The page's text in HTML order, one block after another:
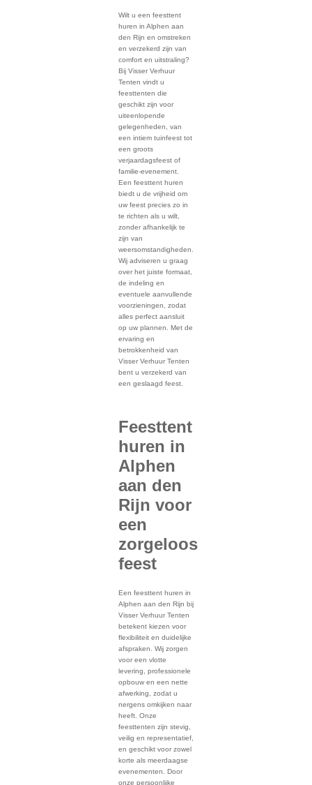
Wilt u een feesttent
huren in Alphen aan
den Rijn en omstreken
en verzekerd zijn van
comfort en uitstraling?
Bij Visser Verhuur
Tenten vindt u
feesttenten die
geschikt zijn voor
uiteenlopende
gelegenheden, van
een intiem tuinfeest tot
een groots
verjaardagsfeest of
familie-evenement.
Een feesttent huren
biedt u de vrijheid om
uw feest precies zo in
te richten als u wilt,
zonder afhankelijk te
zijn van
weersomstandigheden.
Wij adviseren u graag
over het juiste formaat,
de indeling en
eventuele aanvullende
voorzieningen, zodat
alles perfect aansluit
op uw plannen. Met de
ervaring en
betrokkenheid van
Visser Verhuur Tenten
bent u verzekerd van
een geslaagd feest.
Feesttent
huren in
Alphen
aan den
Rijn voor
een
zorgeloos
feest
Een feesttent huren in
Alphen aan den Rijn bij
Visser Verhuur Tenten
betekent kiezen voor
flexibiliteit en duidelijke
afspraken. Wij zorgen
voor een vlotte
levering, professionele
opbouw en een nette
afwerking, zodat u
nergens omkijken naar
heeft. Onze
feesttenten zijn stevig,
veilig en representatief,
en geschikt voor zowel
korte als meerdaagse
evenementen. Door
onze persoonlijke